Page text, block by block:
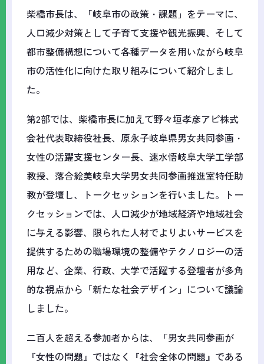
柴橋市長は、「岐阜市の政策・課題」をテーマに、
人口減少対策として子育て支援や観光振興、そして
都市整備構想について各種データを用いながら岐阜
市の活性化に向けた取り組みについて紹介しまし
た。
第2部では、柴橋市長に加えて野々垣孝彦アピ株式
会社代表取締役社長、原永子岐阜県男女共同参画・
女性の活躍支援センター長、速水悟岐阜大学工学部
教授、落合絵美岐阜大学男女共同参画推進室特任助
教が登壇し、トークセッションを行いました。トー
クセッションでは、人口減少が地域経済や地域社会
に与える影響、限られた人材でよりよいサービスを
提供するための職場環境の整備やテクノロジーの活
用など、企業、行政、大学で活躍する登壇者が多角
的な視点から「新たな社会デザイン」について議論
しました。
二百人を超える参加者からは、「男女共同参画が
『女性の問題』ではなく『社会全体の問題』である